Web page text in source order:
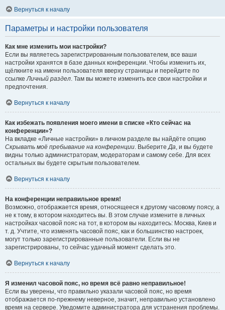
Вернуться к началу
Параметры и настройки пользователя
Как мне изменить мои настройки?
Если вы являетесь зарегистрированным пользователем, все ваши
настройки хранятся в базе данных конференции. Чтобы изменить их,
щёлкните на имени пользователя вверху страницы и перейдите по
ссылкеЛичный раздел. Там вы можете изменить все свои настройки и
предпочтения.
Вернуться к началу
Как избежать появления моего имени в списке «Кто сейчас на
конференции»?
На вкладке «Личные настройки» в личном разделе вы найдёте опцию
Скрывать моё пребывание на конференции. ВыберитеДа, и вы будете
видны только администраторам, модераторам и самому себе. Для всех
остальных вы будете скрытым пользователем.
Вернуться к началу
На конференции неправильное время!
Возможно, отображается время, относящееся к другому часовому поясу, а
не к тому, в котором находитесь вы. В этом случае измените в личных
настройках часовой пояс на тот, в котором вы находитесь: Москва, Киев и
т. д. Учтите, что изменять часовой пояс, как и большинство настроек,
могут только зарегистрированные пользователи. Если вы не
зарегистрированы, то сейчас удачный момент сделать это.
Вернуться к началу
Я изменил часовой пояс, но время всё равно неправильное!
Если вы уверены, что правильно указали часовой пояс, но время
отображается по-прежнему неверное, значит, неправильно установлено
время на сервере. Уведомите администратора для устранения проблемы.